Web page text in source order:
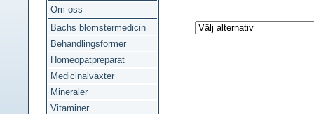
Om oss
Bachs blomstermedicin
Behandlingsformer
Homeopatpreparat
Medicinalväxter
Mineraler
Vitaminer